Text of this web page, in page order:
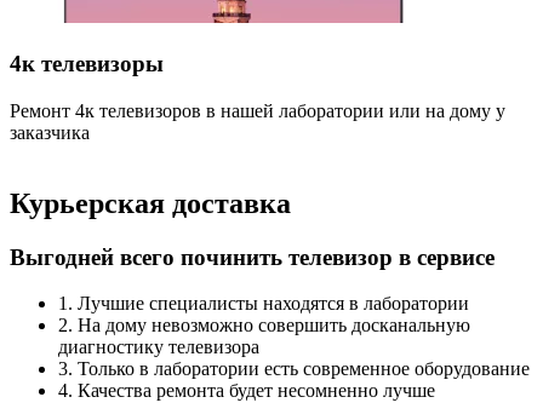
4к телевизоры
Ремонт 4к телевизоров в нашей лаборатории или на дому у
заказчика
Курьерская доставка
Выгодней всего починить телевизор в сервисе
1. Лучшие специалисты находятся в лаборатории
2. На дому невозможно совершить досканальную
диагностику телевизора
3. Только в лаборатории есть современное оборудование
4. Качества ремонта будет несомненно лучше